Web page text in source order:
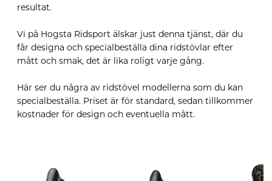
resultat.
Vi på Hogsta Ridsport älskar just denna tjänst, där du
får designa och specialbeställa dina ridstövlar efter
mått och smak, det är lika roligt varje gång.
Här ser du några av ridstövel modellerna som du kan
specialbeställa. Priset är för standard, sedan tillkommer
kostnader för design och eventuella mått.